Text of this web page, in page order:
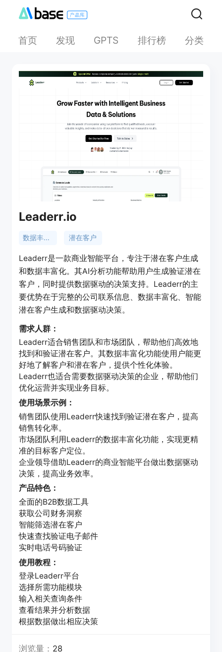
首页 发现 GPTS 排行榜 分类
Leaderr.io
数据丰富化 潜在客户
Leaderr是一款商业智能平台，专注于潜在客户生成
和数据丰富化。其AI分析功能帮助用户生成验证潜在
客户，同时提供数据驱动的决策支持。Leaderr的主
要优势在于完整的公司联系信息、数据丰富化、智能
潜在客户生成和数据驱动决策。
需求人群：
Leaderr适合销售团队和市场团队，帮助他们高效地
找到和验证潜在客户。其数据丰富化功能使用户能更
好地了解客户和潜在客户，提供个性化体验。
Leaderr也适合需要数据驱动决策的企业，帮助他们
优化运营并实现业务目标。
使用场景示例：
销售团队使用Leaderr快速找到验证潜在客户，提高
销售转化率。
市场团队利用Leaderr的数据丰富化功能，实现更精
准的目标客户定位。
企业领导借助Leaderr的商业智能平台做出数据驱动
决策，提高业务效率。
产品特色：
全面的B2B数据工具
获取公司财务洞察
智能筛选潜在客户
快速查找验证电子邮件
实时电话号码验证
使用教程：
登录Leaderr平台
选择所需功能模块
输入相关查询条件
查看结果并分析数据
根据数据做出相应决策
浏览量： 28